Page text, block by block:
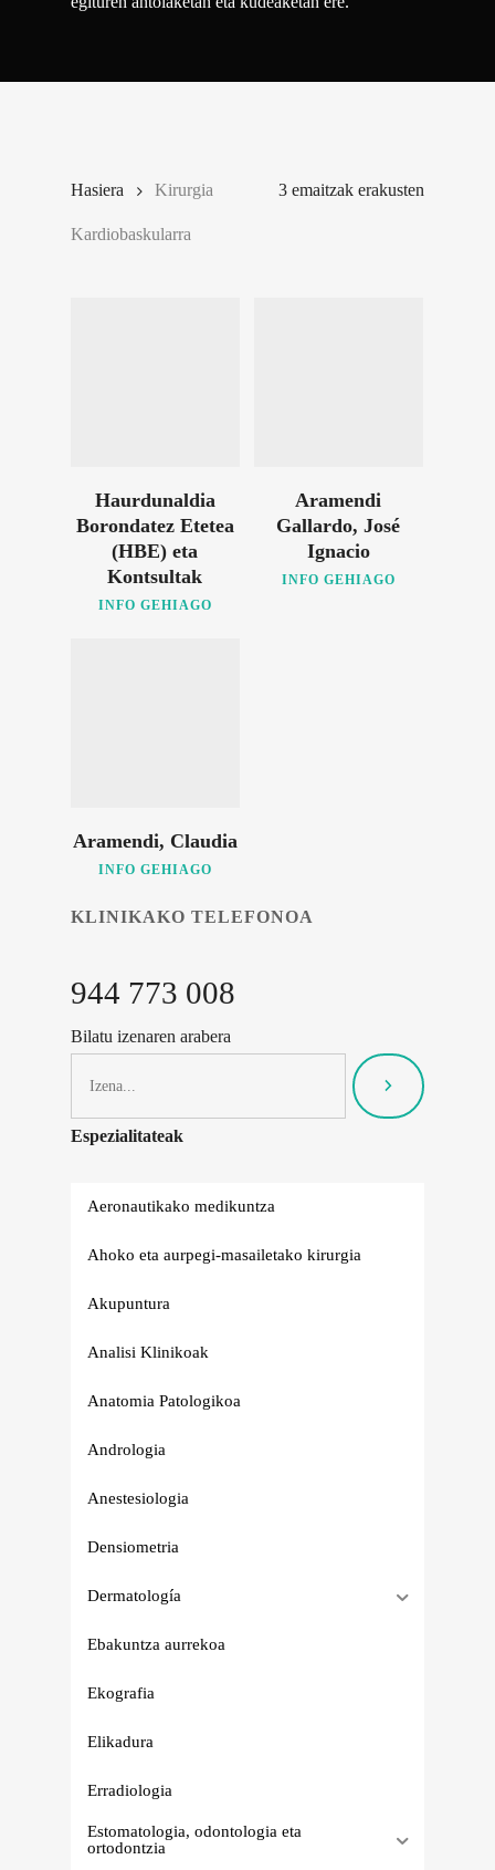
3 emaitzak erakusten
Hasiera Kirurgia
Kardiobaskularra
Haurdunaldia
Borondatez Etetea
(HBE) eta
Kontsultak
INFO GEHIAGO
Aramendi
Gallardo, José
Ignacio
INFO GEHIAGO
Aramendi, Claudia
INFO GEHIAGO
KLINIKAKO TELEFONOA
944 773 008
Bilatu izenaren arabera
Espezialitateak
Aeronautikako medikuntza
Ahoko eta aurpegi-masailetako kirurgia
Akupuntura
Analisi Klinikoak
Anatomia Patologikoa
Andrologia
Anestesiologia
Densiometria
Dermatología
Ebakuntza aurrekoa
Ekografia
Elikadura
Erradiologia
Estomatologia, odontologia eta
ortodontzia